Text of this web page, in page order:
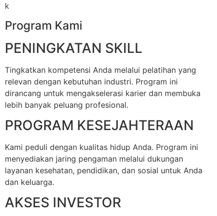
k
Program Kami
PENINGKATAN SKILL
Tingkatkan kompetensi Anda melalui pelatihan yang
relevan dengan kebutuhan industri. Program ini
dirancang untuk mengakselerasi karier dan membuka
lebih banyak peluang profesional.
PROGRAM KESEJAHTERAAN
Kami peduli dengan kualitas hidup Anda. Program ini
menyediakan jaring pengaman melalui dukungan
layanan kesehatan, pendidikan, dan sosial untuk Anda
dan keluarga.
AKSES INVESTOR